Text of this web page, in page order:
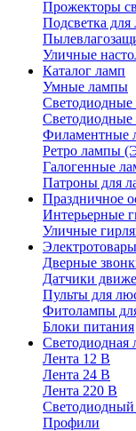
Прожекторы
Подсветка для
Уличные
Каталог ламп
Умные лампы
Светодиодные
Филаментные
Ретро лампы
Галогенные
Патроны для
Праздничное
Интерьерные
Уличные
Электротовары
Дверные
Датчики
Пульты для
Фитолампы
Блоки питания
Светодиодная
Лента 12 В
Лента 24 В
Лента 220 В
Профили